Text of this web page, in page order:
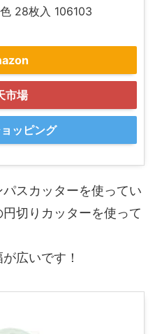
28枚入 106103
市場
ッピング
スカッターを使ってい
切りカッターを使って
広いです！